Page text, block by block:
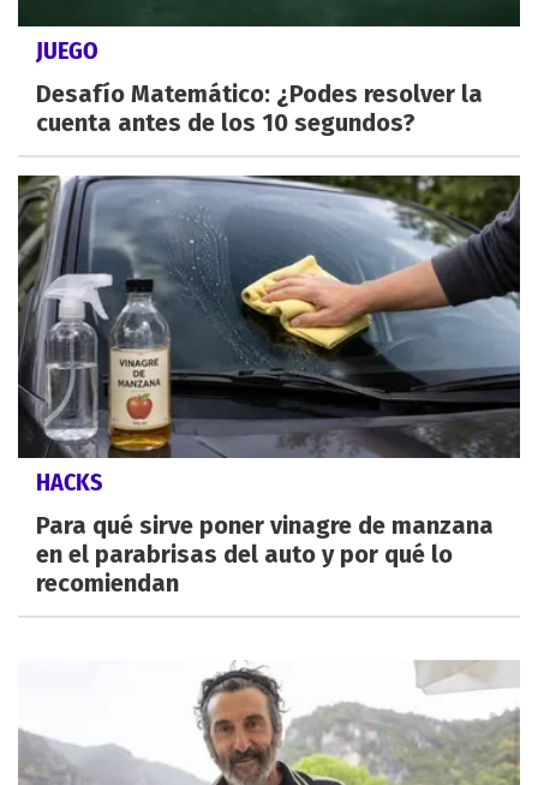
JUEGO
Desafío Matemático: ¿Podes resolver la
cuenta antes de los 10 segundos?
HACKS
Para qué sirve poner vinagre de manzana
en el parabrisas del auto y por qué lo
recomiendan